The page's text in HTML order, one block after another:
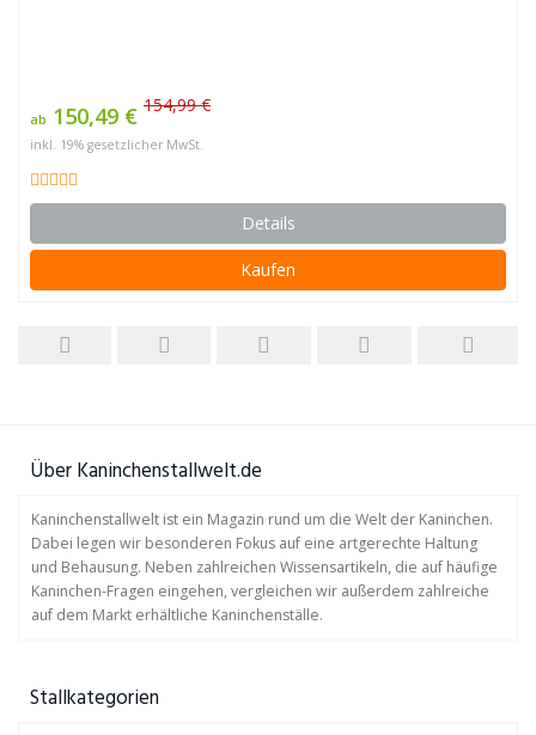
ab 150,49 € 154,99 €
inkl. 19% gesetzlicher MwSt.
Details
Kaufen
Über Kaninchenstallwelt.de
Kaninchenstallwelt ist ein Magazin rund um die Welt der Kaninchen.
Dabei legen wir besonderen Fokus auf eine artgerechte Haltung
und Behausung. Neben zahlreichen Wissensartikeln, die auf häufige
Kaninchen-Fragen eingehen, vergleichen wir außerdem zahlreiche
auf dem Markt erhältliche Kaninchenställe.
Stallkategorien